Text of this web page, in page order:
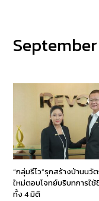
September
“กลุ่มรีโว”รุกสร้างบ้านนวั
ใหม่ตอบโจทย์บริบทการใ
ทั้ง 4 มิติ